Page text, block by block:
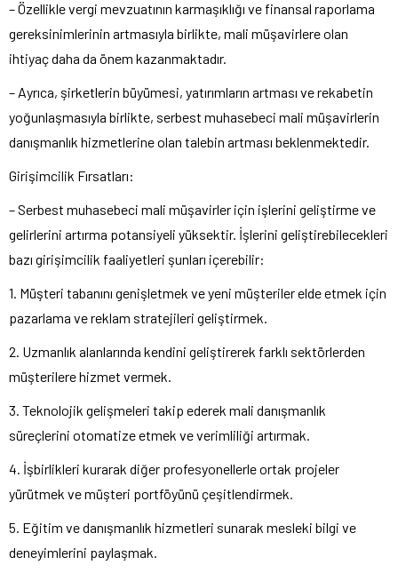
– Özellikle vergi mevzuatının karmaşıklığı ve finansal raporlama
gereksinimlerinin artmasıyla birlikte, mali müşavirlere olan
ihtiyaç daha da önem kazanmaktadır.
– Ayrıca, şirketlerin büyümesi, yatırımların artması ve rekabetin
yoğunlaşmasıyla birlikte, serbest muhasebeci mali müşavirlerin
danışmanlık hizmetlerine olan talebin artması beklenmektedir.
Girişimcilik Fırsatları:
– Serbest muhasebeci mali müşavirler için işlerini geliştirme ve
gelirlerini artırma potansiyeli yüksektir. İşlerini geliştirebilecekleri
bazı girişimcilik faaliyetleri şunları içerebilir:
1. Müşteri tabanını genişletmek ve yeni müşteriler elde etmek için
pazarlama ve reklam stratejileri geliştirmek.
2. Uzmanlık alanlarında kendini geliştirerek farklı sektörlerden
müşterilere hizmet vermek.
3. Teknolojik gelişmeleri takip ederek mali danışmanlık
süreçlerini otomatize etmek ve verimliliği artırmak.
4. İşbirlikleri kurarak diğer profesyonellerle ortak projeler
yürütmek ve müşteri portföyünü çeşitlendirmek.
5. Eğitim ve danışmanlık hizmetleri sunarak mesleki bilgi ve
deneyimlerini paylaşmak.